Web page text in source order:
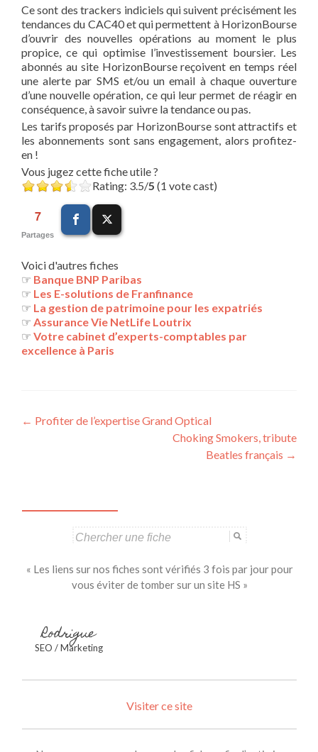
Ce sont des trackers indiciels qui suivent précisément les
tendances du CAC40 et qui permettent à HorizonBourse
d’ouvrir des nouvelles opérations au moment le plus
propice, ce qui optimise l’investissement boursier. Les
abonnés au site HorizonBourse reçoivent en temps réel
une alerte par SMS et/ou un email à chaque ouverture
d’une nouvelle opération, ce qui leur permet de réagir en
conséquence, à savoir suivre la tendance ou pas.
Les tarifs proposés par HorizonBourse sont attractifs et
les abonnements sont sans engagement, alors profitez-
en !
Vous jugez cette fiche utile ?
Rating: 3.5/5 (1 vote cast)
7
Partages
Voici d'autres fiches
☞ Banque BNP Paribas
☞ Les E-solutions de Franfinance
☞ La gestion de patrimoine pour les expatriés
☞ Assurance Vie NetLife Loutrix
☞ Votre cabinet d’experts-comptables par
excellence à Paris
Navigation
← Profiter de l’expertise Grand Optical
Choking Smokers, tribute
Beatles français →
« Les liens sur nos fiches sont vérifiés 3 fois par jour pour
vous éviter de tomber sur un site HS »
Rodrigue
SEO / Marketing
Visiter ce site